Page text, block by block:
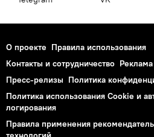
О проекте Правила использования
Контакты и сотрудничество Реклама
Пресс-релизы Политика
Политика использования Cookie и
логирования
Правила применения